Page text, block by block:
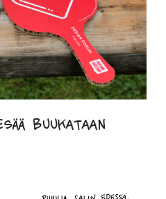
buukataan